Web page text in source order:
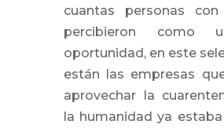
cuantas personas
percibieron como
oportunidad, en este
están las empresas
aprovechar la
la humanidad ya